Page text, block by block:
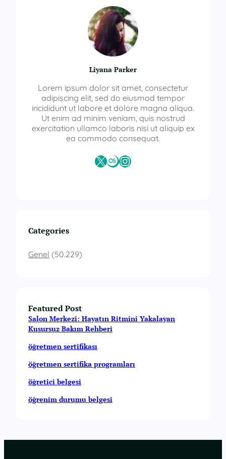
i
s
e
l
g
e
l
ş
i
m
s
e
r
i
f
Liyana Parker
Lorem ipsum dolor sit amet, consectetur
adipiscing elit, sed do eiusmod tempor
incididunt ut labore et dolore magna aliqua.
Ut enim ad minim veniam, quis nostrud
exercitation ullamco laboris nisi ut aliquip ex
ea commodo consequat.
X Last.fmInstagram
Categories
Genel (50.229)
Featured Post
Salon Merkezi: Hayatın Ritmini Yakalayan
Kusursuz Bakım Rehberi
öğretmen sertifikası
öğretmen sertifika programları
öğretici belgesi
öğrenim durumu belgesi